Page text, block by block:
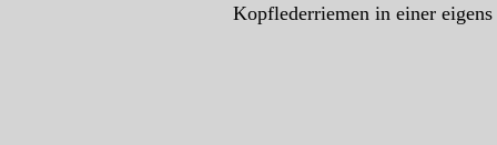
Kopflederriemen in einer